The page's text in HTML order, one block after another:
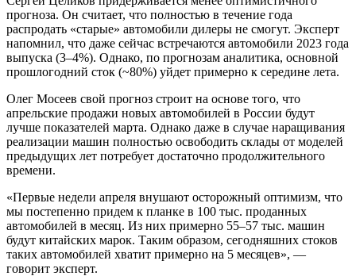
прогноза. Он считает, что полностью в течение года
распродать «старые» автомобили дилеры не смогут. Эксперт
напомнил, что даже сейчас встречаются автомобили 2023 года
выпуска (3–4%). Однако, по прогнозам аналитика, основной
прошлогодний сток (~80%) уйдет примерно к середине лета.
Олег Мосеев свой прогноз строит на основе того, что
апрельские продажи новых автомобилей в России будут
лучше показателей марта. Однако даже в случае наращивания
реализации машин полностью освободить склады от моделей
предыдущих лет потребует достаточно продолжительного
времени.
«Первые недели апреля внушают осторожный оптимизм, что
мы постепенно придем к планке в 100 тыс. проданных
автомобилей в месяц. Из них примерно 55–57 тыс. машин
будут китайских марок. Таким образом, сегодняшних стоков
таких автомобилей хватит примерно на 5 месяцев», —
говорит эксперт.